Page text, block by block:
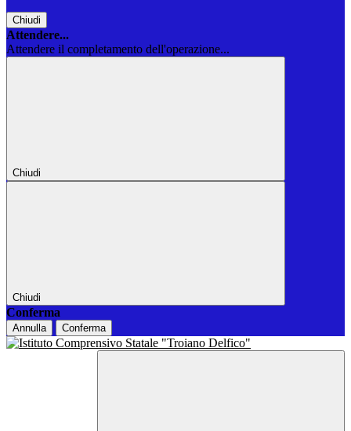
Chiudi
Attendere...
Attendere il completamento dell'operazione...
Chiudi
Chiudi
Conferma
Annulla Conferma